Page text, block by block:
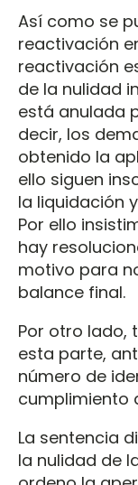
Así como se
reactivación
reactivación
de la nulidad
está anulada
decir, los
obtenido la
ello siguen
la liquidación
Por ello
hay
motivo para
balance final.
Por otro lado,
esta parte,
número de
cumplimiento
La sentencia
la nulidad de